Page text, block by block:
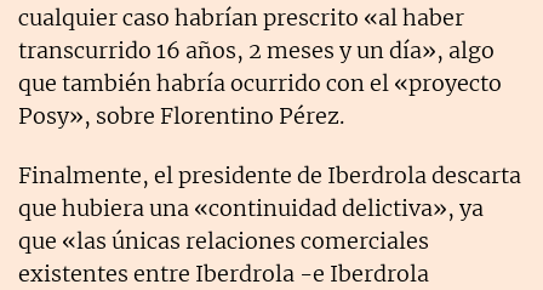
cualquier caso habrían prescrito «al haber
transcurrido 16 años, 2 meses y un día», algo
que también habría ocurrido con el «proyecto
Posy», sobre Florentino Pérez.
Finalmente, el presidente de Iberdrola descarta
que hubiera una «continuidad delictiva», ya
que «las únicas relaciones comerciales
existentes entre Iberdrola -e Iberdrola